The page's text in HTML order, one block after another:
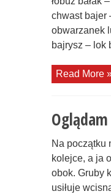
chwast bajer
obwarzanek
bajrysz – lok
Read More
Na początku
kolejce, a ja
obok. Gruby
usiłuje